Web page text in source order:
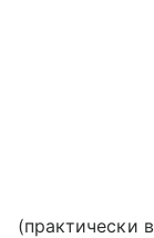
(практически